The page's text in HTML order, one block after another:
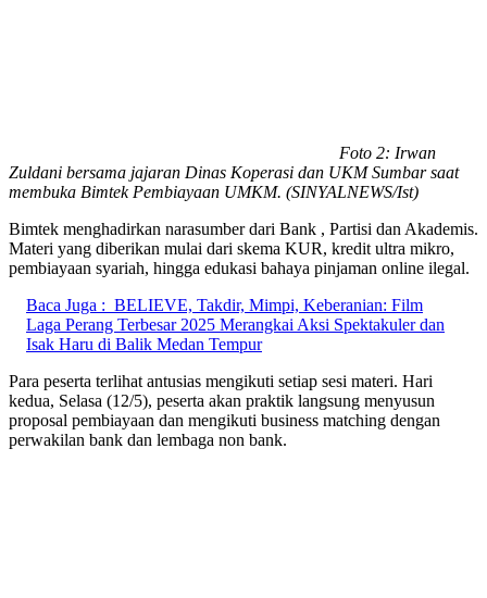
Foto 2: Irwan
Zuldani bersama jajaran Dinas Koperasi dan UKM Sumbar saat
membuka Bimtek Pembiayaan UMKM. (SINYALNEWS/Ist)
Bimtek menghadirkan narasumber dari Bank , Partisi dan Akademis.
Materi yang diberikan mulai dari skema KUR, kredit ultra mikro,
pembiayaan syariah, hingga edukasi bahaya pinjaman online ilegal.
Baca Juga : BELIEVE, Takdir, Mimpi, Keberanian: Film
Laga Perang Terbesar 2025 Merangkai Aksi Spektakuler dan
Isak Haru di Balik Medan Tempur
Para peserta terlihat antusias mengikuti setiap sesi materi. Hari
kedua, Selasa (12/5), peserta akan praktik langsung menyusun
proposal pembiayaan dan mengikuti business matching dengan
perwakilan bank dan lembaga non bank.